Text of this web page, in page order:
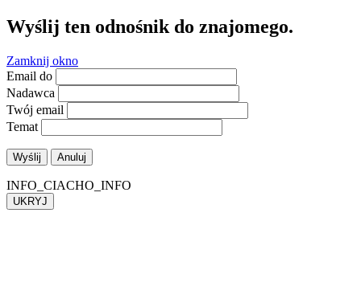
Wyślij ten odnośnik do znajomego.
Zamknij okno
Email do
Nadawca
Twój email
Temat
Wyślij Anuluj
INFO_CIACHO_INFO